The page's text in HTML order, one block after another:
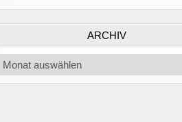
ARCHIV
Archiv